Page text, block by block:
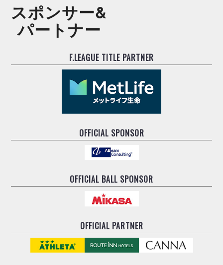
スポンサー&
パートナー
F.LEAGUE TITLE PARTNER
OFFICIAL SPONSOR
OFFICIAL BALL SPONSOR
OFFICIAL PARTNER